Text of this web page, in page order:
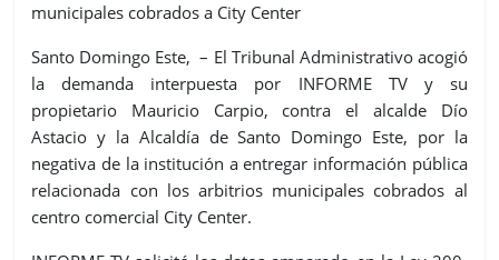
municipales cobrados a City Center
Santo Domingo Este, – El Tribunal Administrativo acogió
la demanda interpuesta por INFORME TV y su
propietario Mauricio Carpio, contra el alcalde Dío
Astacio y la Alcaldía de Santo Domingo Este, por la
negativa de la institución a entregar información pública
relacionada con los arbitrios municipales cobrados al
centro comercial City Center.